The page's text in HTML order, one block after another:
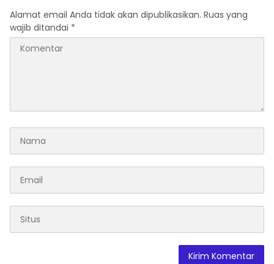
Melalui Malam Apresiasi
dan Inovasi Award 2026
Alamat email Anda tidak akan dipublikasikan. Ruas yang
wajib ditandai *